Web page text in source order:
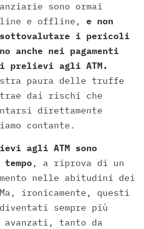
sono ormai
e offline,
e non
sottovalutare i pericoli
anche nei pagamenti
prelievi agli ATM.
paura delle truffe
dai rischi che
direttamente
contante.
agli ATM sono
, a riprova di un
nelle abitudini dei
ironicamente, questi
sempre più
tanto da